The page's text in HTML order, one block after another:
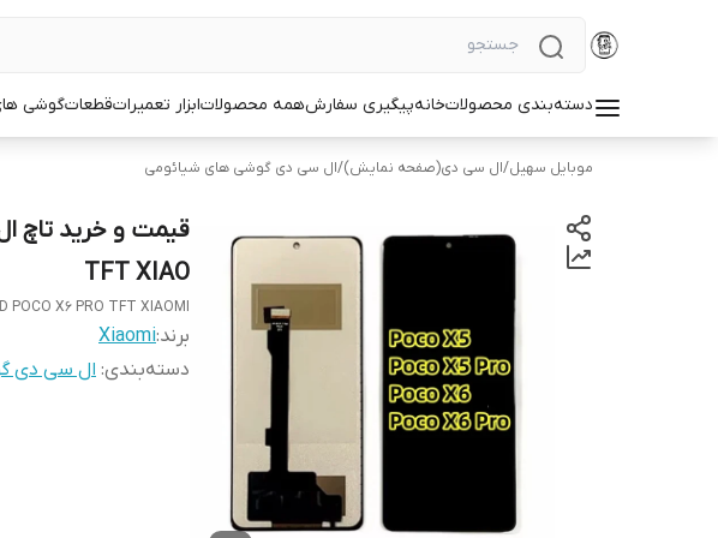
دسته‌بندی محصولاتخانهپیگیری سفارشهمه محصولاتابزار تعمیراتقطعاتگوشی
موبایل سهیل/ال سی دی(صفحه نمایش)/ال سی دی گوشی های شیائومی
TFT XIAO
POCO X6 PRO TFT XIAOMI
برند:Xiaomi
دسته‌بندی: ال سی دی